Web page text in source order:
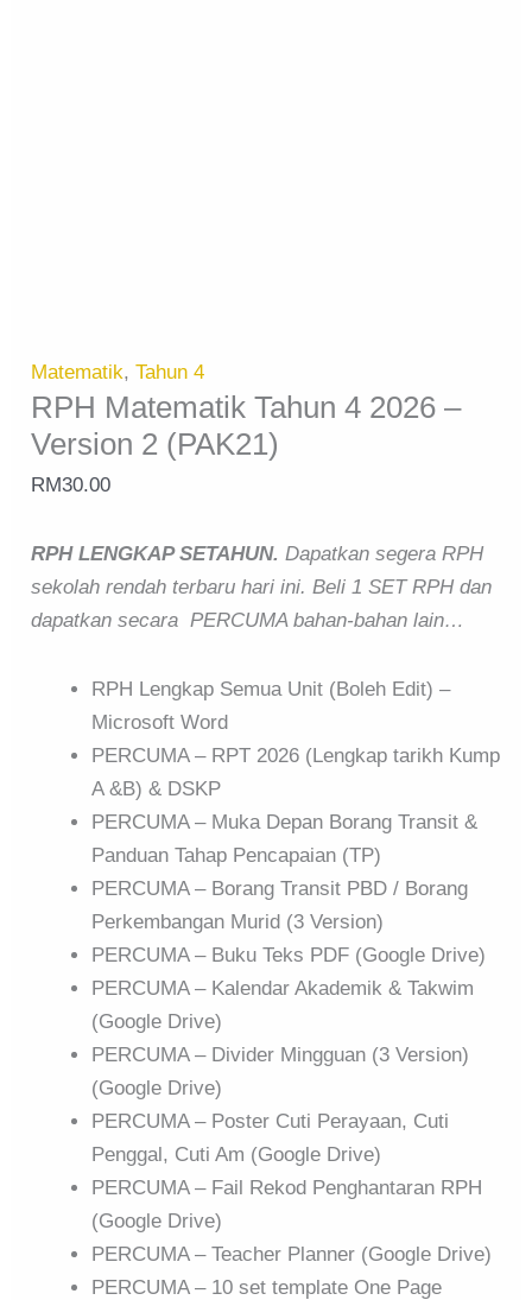
Matematik,Tahun 4
RPH Matematik Tahun 4 2026 –
Version 2 (PAK21)
RM30.00
RPH LENGKAP SETAHUN. Dapatkan segera RPH
sekolah rendah terbaru hari ini. Beli 1 SET RPH dan
dapatkan secara PERCUMA bahan-bahan lain…
RPH Lengkap Semua Unit (Boleh Edit) –
Microsoft Word
PERCUMA – RPT 2026 (Lengkap tarikh Kump
A &B) & DSKP
PERCUMA – Muka Depan Borang Transit &
Panduan Tahap Pencapaian (TP)
PERCUMA – Borang Transit PBD / Borang
Perkembangan Murid (3 Version)
PERCUMA – Buku Teks PDF (Google Drive)
PERCUMA – Kalendar Akademik & Takwim
(Google Drive)
PERCUMA – Divider Mingguan (3 Version)
(Google Drive)
PERCUMA – Poster Cuti Perayaan, Cuti
Penggal, Cuti Am (Google Drive)
PERCUMA – Fail Rekod Penghantaran RPH
(Google Drive)
PERCUMA – Teacher Planner (Google Drive)
PERCUMA – 10 set template One Page